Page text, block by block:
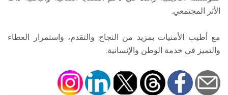
الأثر المجتمعي.
مع أطيب الأمنيات بمزيد من النجاح والتقدم، واستمرار العطاء
والتميز في خدمة الوطن والإنسانية.